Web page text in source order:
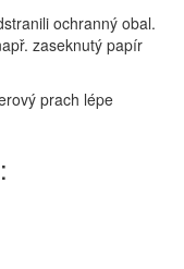
ochranný obal.
zaseknutý papír
prach lépe